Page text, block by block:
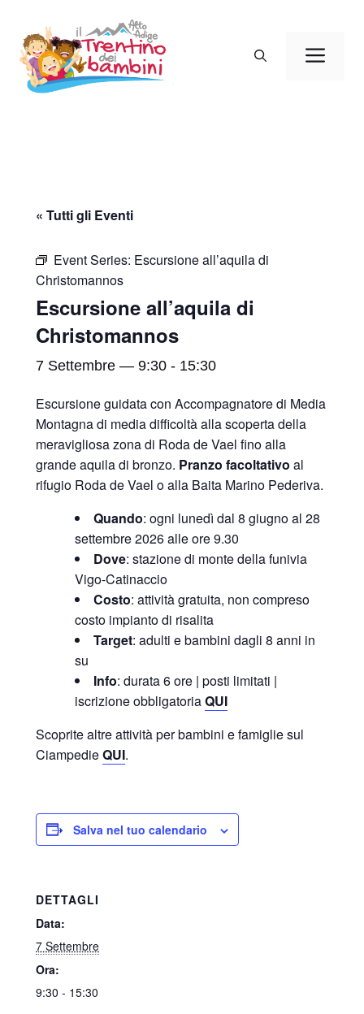
contenuto
« Tutti gli Eventi
Event Series: Escursione all’aquila di
Christomannos
Escursione all’aquila di
Christomannos
7 Settembre — 9:30 - 15:30
Escursione guidata con Accompagnatore di Media
Montagna di media difficoltà alla scoperta della
meravigliosa zona di Roda de Vael fino alla
grande aquila di bronzo. Pranzo facoltativo al
rifugio Roda de Vael o alla Baita Marino Pederiva.
Quando: ogni lunedì dal 8 giugno al 28
settembre 2026 alle ore 9.30
Dove: stazione di monte della funivia
Vigo-Catinaccio
Costo: attività gratuita, non compreso
costo impianto di risalita
Target: adulti e bambini dagli 8 anni in
su
Info: durata 6 ore | posti limitati |
iscrizione obbligatoriaQUI
Scoprite altre attività per bambini e famiglie sul
CiampedieQUI.
Salva nel tuo calendario
DETTAGLI
Data:
7 Settembre
Ora:
9:30 - 15:30